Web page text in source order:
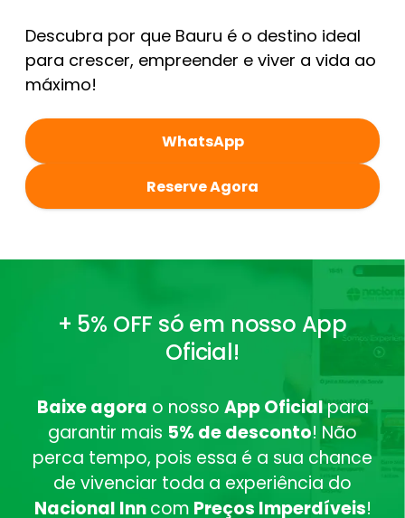
Descubra por que Bauru é o destino ideal
para crescer, empreender e viver a vida ao
máximo!
WhatsApp
Reserve Agora
+ 5% OFF só em nosso App
Oficial!
Baixe agora o nosso App Oficialpara
garantir mais 5% de desconto! Não
perca tempo, pois essa é a sua chance
de vivenciar toda a experiência do
Nacional Inncom Preços Imperdíveis!